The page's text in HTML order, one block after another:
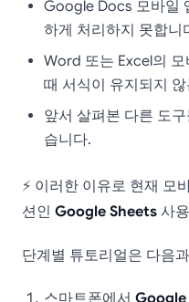
Google Docs 모바일
하게 처리하지 못합니
Word 또는 Excel의
때 서식이 유지되지
앞서 살펴본 다른 도
습니다.
⚡ 이러한 이유로 현재 모
션인 Google Sheets 사
단계별 튜토리얼은 다음
스마트폰에서 Google